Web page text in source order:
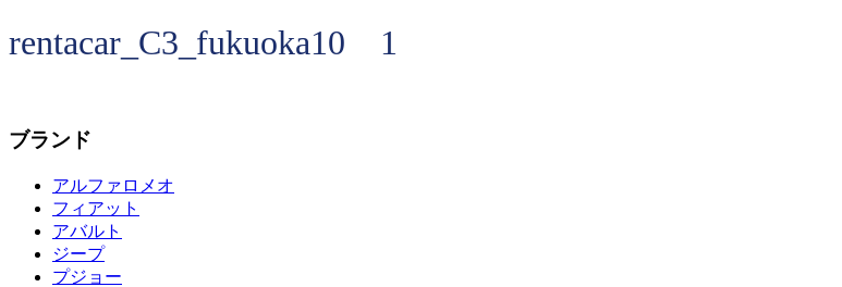
rentacar_C3_fukuoka10 1
ブランド
アルファロメオ
フィアット
アバルト
ジープ
プジョー